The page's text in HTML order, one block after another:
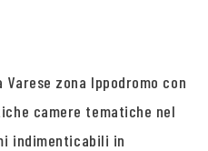
zona Ippodromo con
camere tematiche nel
indimenticabili in